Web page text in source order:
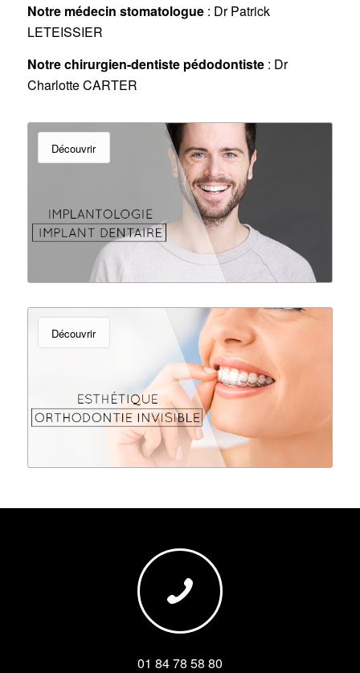
Notre médecin stomatologue: Dr Patrick
LETEISSIER
Notre chirurgien-dentiste pédodontiste: Dr
Charlotte CARTER
Découvrir
Découvrir
01 84 78 58 80